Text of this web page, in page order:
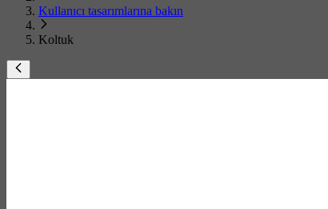
Kullanıcı tasarımlarına bakın
Koltuk